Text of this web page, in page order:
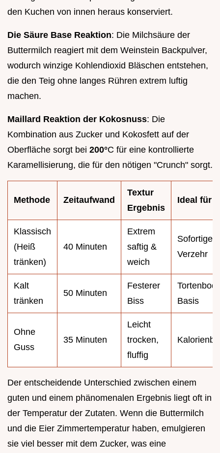
den Kuchen von innen heraus konserviert.
Die Säure Base Reaktion: Die Milchsäure der
Buttermilch reagiert mit dem Weinstein Backpulver,
wodurch winzige Kohlendioxid Bläschen entstehen,
die den Teig ohne langes Rühren extrem luftig
machen.
Maillard Reaktion der Kokosnuss: Die
Kombination aus Zucker und Kokosfett auf der
Oberfläche sorgt bei 200°C für eine kontrollierte
Karamellisierung, die für den nötigen "Crunch" sorgt.
Methode Zeitaufwand
Textur
Ergebnis
Ideal für
Klassisch
(Heiß
tränken)
40 Minuten
Extrem
saftig &
weich
Sofortigen
Verzehr
Kalt
tränken
50 Minuten
Festerer
Biss
Basis
Ohne
Guss
35 Minuten
Leicht
trocken,
fluffig
Der entscheidende Unterschied zwischen einem
guten und einem phänomenalen Ergebnis liegt oft in
der Temperatur der Zutaten. Wenn die Buttermilch
und die Eier Zimmertemperatur haben, emulgieren
sie viel besser mit dem Zucker, was eine